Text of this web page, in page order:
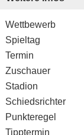
Wettbewerb
Spieltag
Termin
Zuschauer
Stadion
Schiedsrichter
Punkteregel
Tipptermin